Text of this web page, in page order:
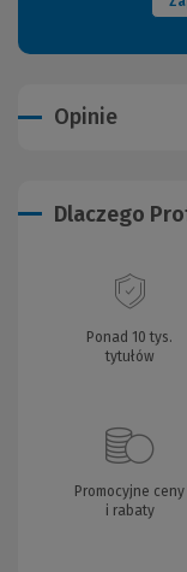
Opinie
Dlaczego
Ponad 10 tys.
tytułów
Promocyjne ceny
i rabaty